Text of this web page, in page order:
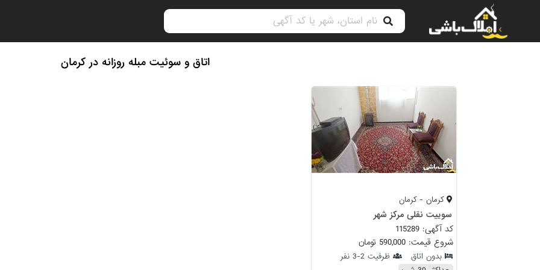
اتاق و سوئیت مبله روزانه در کرمان
کرمان - کرمان
سوییت نقلی مرکز شهر
کد آگهی: 115289
شروع قیمت: 590,000 تومان
بدون اتاق
ظرفیت 2-3 نفر